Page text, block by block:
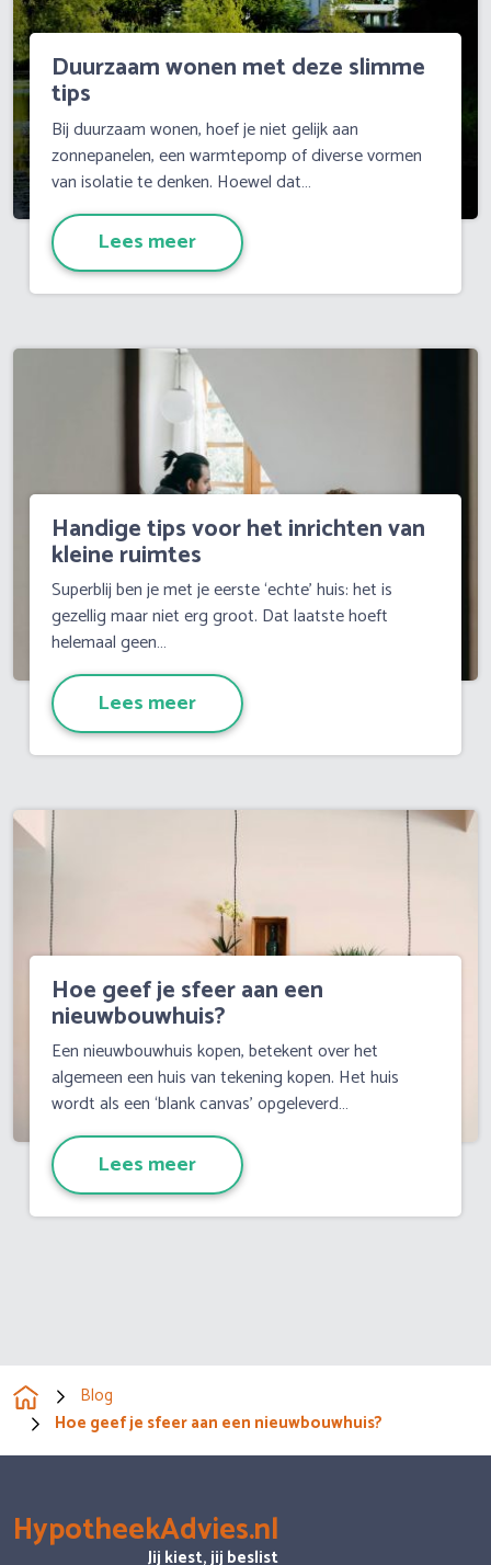
Duurzaam wonen met deze slimme
tips
Bij duurzaam wonen, hoef je niet gelijk aan
zonnepanelen, een warmtepomp of diverse vormen
van isolatie te denken. Hoewel dat…
Lees meer
Handige tips voor het inrichten van
kleine ruimtes
Superblij ben je met je eerste ‘echte’ huis: het is
gezellig maar niet erg groot. Dat laatste hoeft
helemaal geen…
Lees meer
Hoe geef je sfeer aan een
nieuwbouwhuis?
Een nieuwbouwhuis kopen, betekent over het
algemeen een huis van tekening kopen. Het huis
wordt als een ‘blank canvas’ opgeleverd…
Lees meer
Blog
Hoe geef je sfeer aan een nieuwbouwhuis?
HypotheekAdvies.nl
Jij kiest, jij beslist